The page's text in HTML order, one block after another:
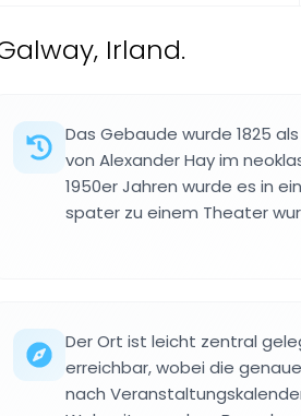
Irland.
Das Gebaude wurde 1825
von Alexander Hay im
1950er Jahren wurde es in
spater zu einem Theater
Der Ort ist leicht zentral
erreichbar, wobei die
nach